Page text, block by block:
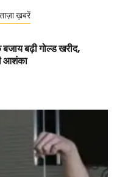
ताज़ा ख़बरें
बढ़ी गोल्ड खरीद,
आशंका